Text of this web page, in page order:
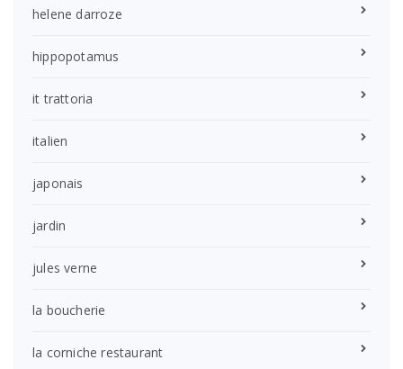
helene darroze
hippopotamus
it trattoria
italien
japonais
jardin
jules verne
la boucherie
la corniche restaurant